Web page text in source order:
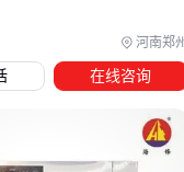
但长期产线投资建议
河南郑
在线咨询